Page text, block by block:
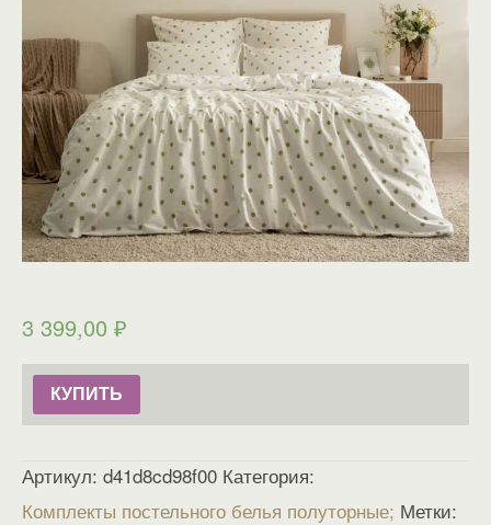
3 399,00 ₽
КУПИТЬ
Артикул: d41d8cd98f00 Категория:
Комплекты постельного белья полуторные Метки: